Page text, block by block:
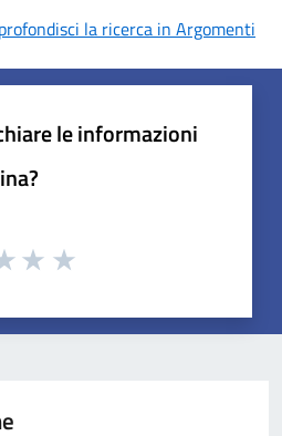
la ricerca in Argomenti
le informazioni